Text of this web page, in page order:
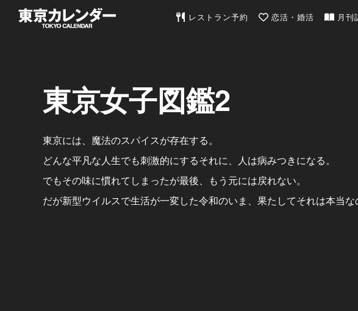
東京カレンダー | 最新のグルメ、洗練された
レストラン予約 恋活・婚活 月刊
東京女子図鑑2
東京には、魔法のスパイスが存在する。
どんな平凡な人生でも刺激的にするそれに、人は病みつきになる。
でもその味に慣れてしまったが最後、もう元には戻れない。
だが新型ウイルスで生活が一変した令和のいま、果たしてそれは本当な